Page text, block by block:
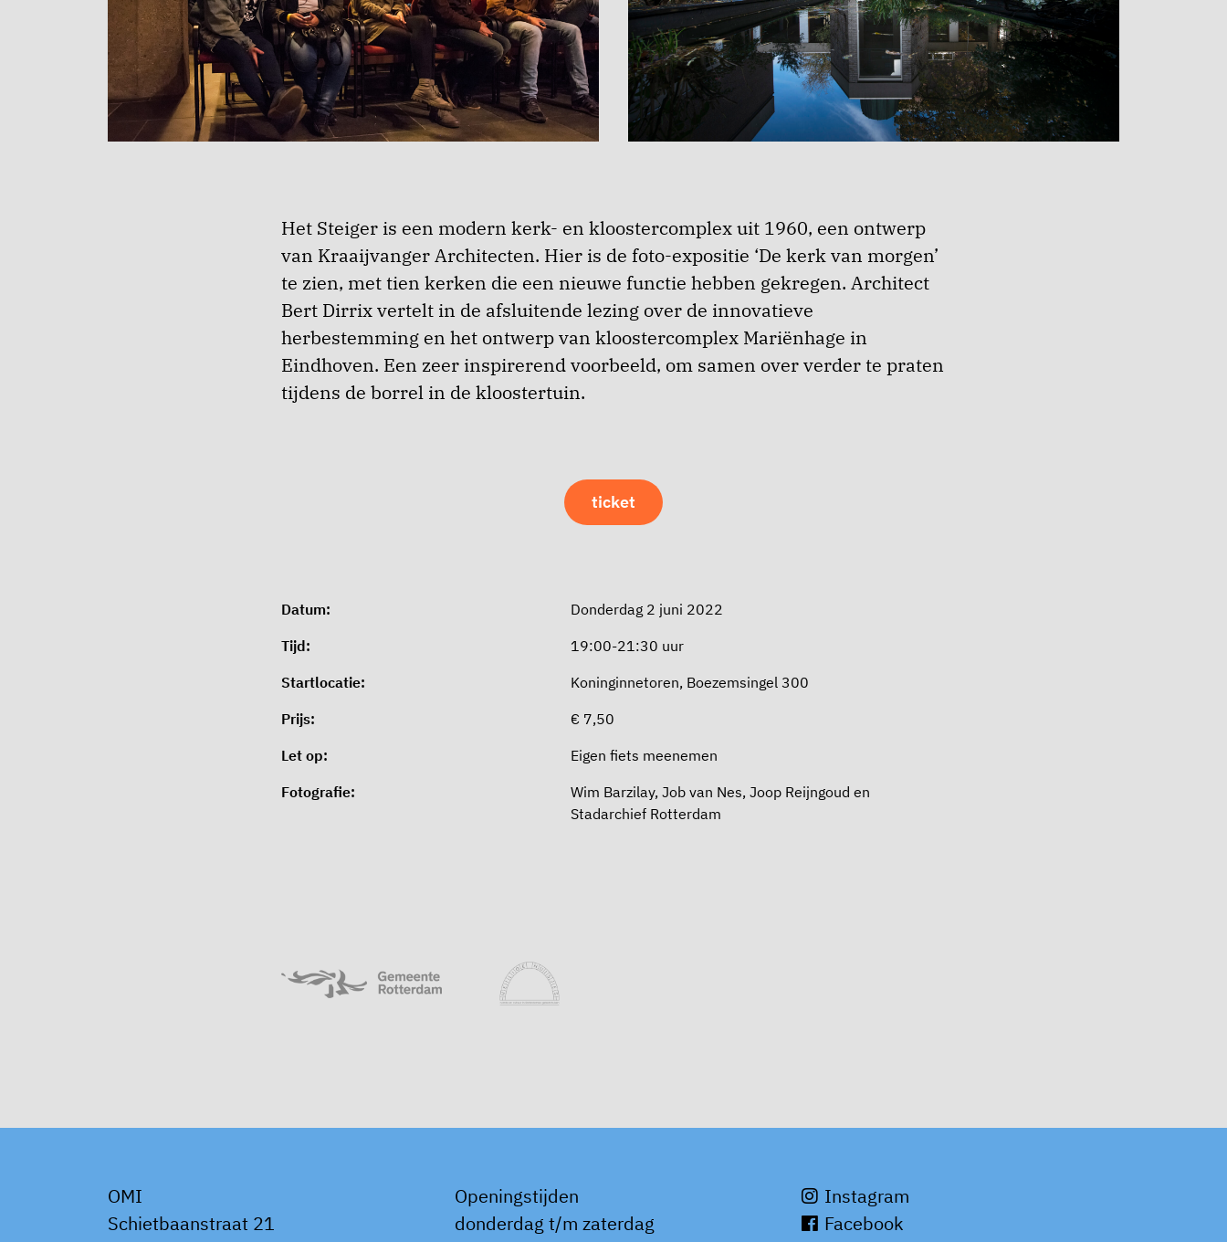
Het Steiger is een modern kerk- en kloostercomplex uit 1960, een ontwerp
van Kraaijvanger Architecten. Hier is de foto-expositie ‘De kerk van morgen’
te zien, met tien kerken die een nieuwe functie hebben gekregen. Architect
Bert Dirrix vertelt in de afsluitende lezing over de innovatieve
herbestemming en het ontwerp van kloostercomplex Mariënhage in
Eindhoven. Een zeer inspirerend voorbeeld, om samen over verder te praten
tijdens de borrel in de kloostertuin.
ticket
Datum:
Donderdag 2 juni 2022
Tijd:
19:00-21:30 uur
Startlocatie:
Koninginnetoren, Boezemsingel 300
Prijs:
€ 7,50
Let op:
Eigen fiets meenemen
Fotografie:
Wim Barzilay, Job van Nes, Joop Reijngoud en
Stadarchief Rotterdam
OMI
Schietbaanstraat 21
Openingstijden
donderdag t/m zaterdag
Instagram
Facebook